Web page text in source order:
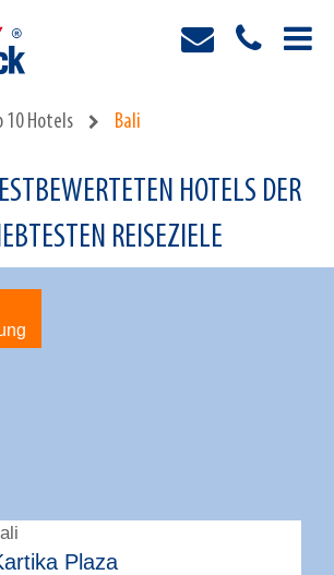
10 Hotels Bali
HOTELS DER
REISEZIELE
Plaza